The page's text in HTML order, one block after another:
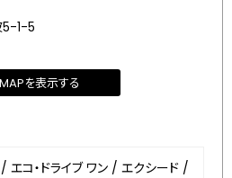
5-1-5
MAPを表示する
/ エコ・ドライブ ワン / エクシード /